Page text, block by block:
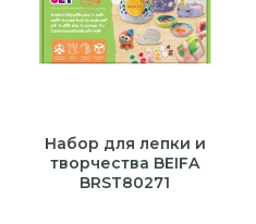
Набор для лепки и
творчества BEIFA
BRST80271